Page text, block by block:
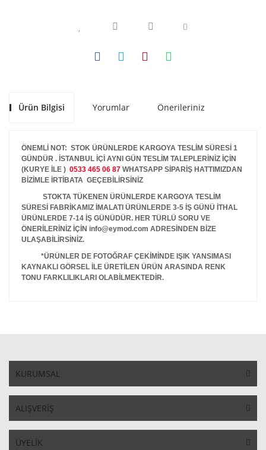
Ürün Bilgisi Yorumlar Önerileriniz
ÖNEMLİ NOT: STOK ÜRÜNLERDE KARGOYA TESLİM SÜRESİ 1
GÜNDÜR . İSTANBUL İÇİ AYNI GÜN TESLİM TALEPLERİNİZ İÇİN
(KURYE İLE ) 0533 465 06 87 WHATSAPP SİPARİŞ HATTIMIZDAN
BİZİMLE İRTİBATA GEÇEBİLİRSİNİZ
STOKTA TÜKENEN ÜRÜNLERDE KARGOYA TESLİM
SÜRESİ FABRİKAMIZ İMALATI ÜRÜNLERDE 3-5 İŞ GÜNÜ İTHAL
ÜRÜNLERDE 7-14 İŞ GÜNÜDÜR. HER TÜRLÜ SORU VE
ÖNERİLERİNİZ İÇİN info@eymod.com ADRESİNDEN BİZE
ULAŞABİLİRSİNİZ.
*ÜRÜNLER DE FOTOĞRAF ÇEKİMİNDE IŞIK YANSIMASI
KAYNAKLI GÖRSEL İLE ÜRETİLEN ÜRÜN ARASINDA RENK
TONU FARKLILIKLARI OLABİLMEKTEDİR.
KURUMSAL
ALIŞVERİŞ
ÜYELİK